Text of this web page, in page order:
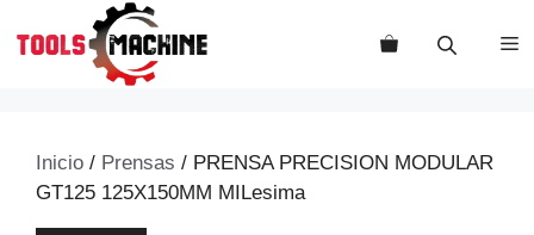
Inicio / Prensas / PRENSA PRECISION MODULAR
GT125 125X150MM MILesima